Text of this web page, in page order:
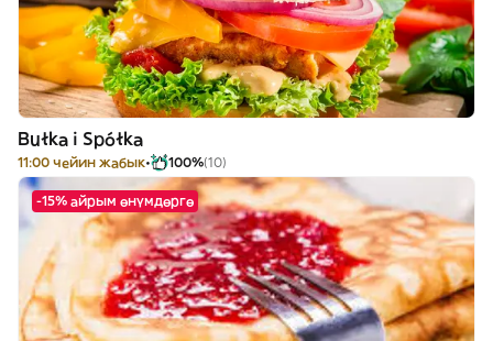
Bułka i Spółka
11:00 чейин жабык 100%(10)
-15% айрым өнүмдөргө